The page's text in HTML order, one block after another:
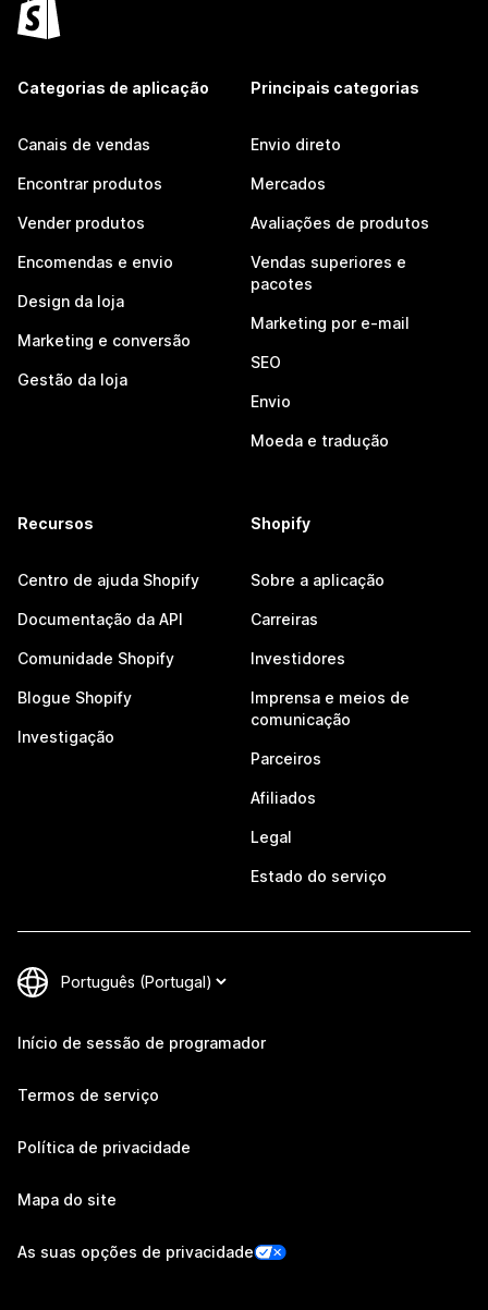
Categorias de aplicação
Canais de vendas
Encontrar produtos
Vender produtos
Encomendas e envio
Design da loja
Marketing e conversão
Gestão da loja
Principais categorias
Envio direto
Mercados
Avaliações de produtos
Vendas superiores e
pacotes
Marketing por e-mail
SEO
Envio
Moeda e tradução
Recursos
Centro de ajuda Shopify
Documentação da API
Comunidade Shopify
Blogue Shopify
Investigação
Shopify
Sobre a aplicação
Carreiras
Investidores
Imprensa e meios de
comunicação
Parceiros
Afiliados
Legal
Estado do serviço
Início de sessão de programador
Termos de serviço
Política de privacidade
Mapa do site
As suas opções de privacidade